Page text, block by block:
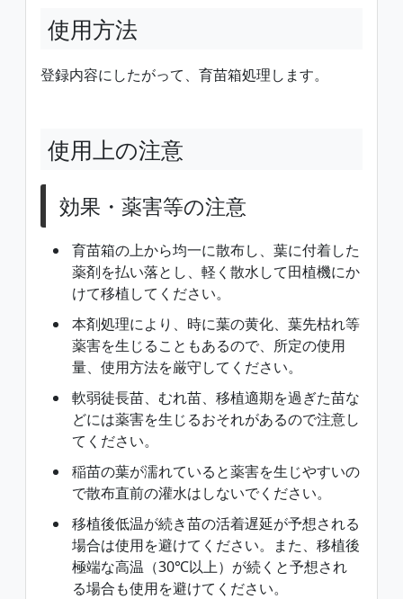
使用方法
登録内容にしたがって、育苗箱処理します。
使用上の注意
効果・薬害等の注意
育苗箱の上から均一に散布し、葉に付着した
薬剤を払い落とし、軽く散水して田植機にか
けて移植してください。
本剤処理により、時に葉の黄化、葉先枯れ等
薬害を生じることもあるので、所定の使用
量、使用方法を厳守してください。
軟弱徒長苗、むれ苗、移植適期を過ぎた苗な
どには薬害を生じるおそれがあるので注意し
てください。
稲苗の葉が濡れていると薬害を生じやすいの
で散布直前の灌水はしないでください。
移植後低温が続き苗の活着遅延が予想される
場合は使用を避けてください。また、移植後
極端な高温（30℃以上）が続くと予想され
る場合も使用を避けてください。